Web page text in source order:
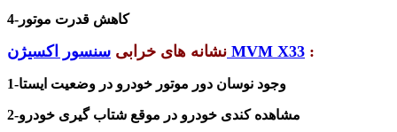
4-کاهش قدرت موتور
نشانه های خرابی سنسور اکسیژن MVM X33 :
1-وجود نوسان دور موتور خودرو در وضعیت ایستا
2-مشاهده کندی خودرو در موقع شتاب گیری خودرو